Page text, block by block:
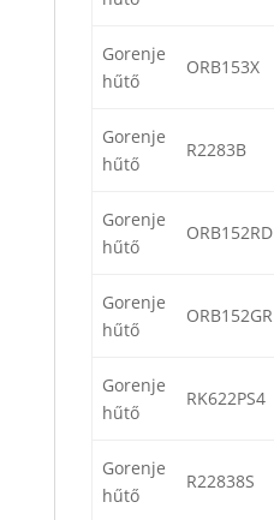
Gorenje
hűtő
ORB153X
Gorenje
hűtő
R2283B
Gorenje
hűtő
ORB152RD
Gorenje
hűtő
ORB152GR
Gorenje
hűtő
RK622PS4
Gorenje
hűtő
R22838S